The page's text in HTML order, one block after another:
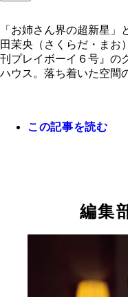
【デジタル
「お姉さん界の超新星
田茉央（さくらだ・まお
刊プレイボーイ６号』の
ハウス。落ち着いた空間
この記事を読む
編集